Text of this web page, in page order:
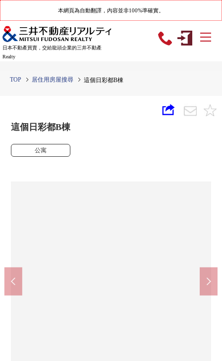
本網頁為自動翻譯，內容並非100%準確實。
日本不動產買賣，交給龍頭企業的三井不動產
Realty
TOP 居住用房屋搜尋 這個日彩都B棟
這個日彩都B棟
公寓